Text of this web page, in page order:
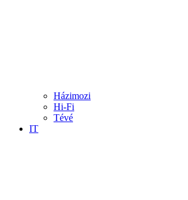
Házimozi
Hi-Fi
Tévé
IT